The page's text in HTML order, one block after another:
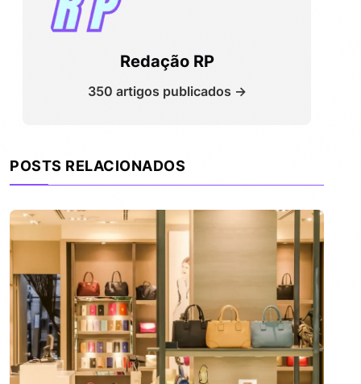
Redação RP
350 artigos publicados →
POSTS RELACIONADOS